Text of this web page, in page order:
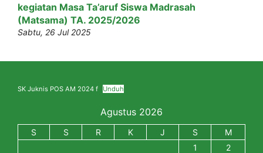
kegiatan Masa Ta’aruf Siswa Madrasah
(Matsama) TA. 2025/2026
Sabtu, 26 Jul 2025
SK Juknis POS AM 2024 f Unduh
Agustus 2026
S S R K J S
M
1
2